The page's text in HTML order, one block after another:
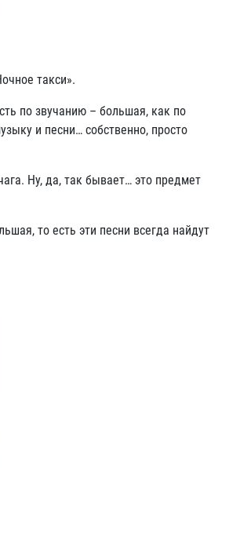
такси».
по звучанию – большая, как по
и песни… собственно, просто
Ну, да, так бывает… это предмет
то есть эти песни всегда найдут